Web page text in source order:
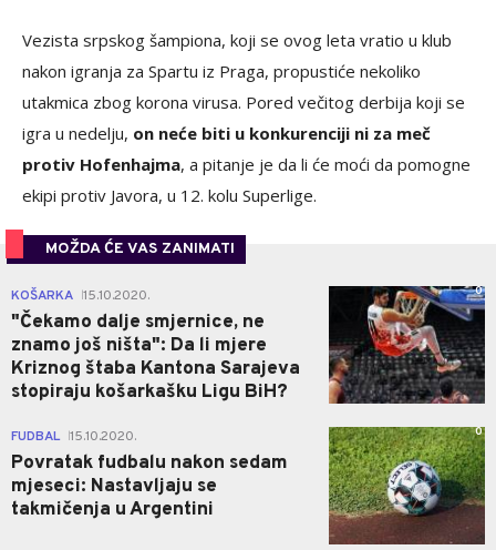
Vezista srpskog šampiona, koji se ovog leta vratio u klub
nakon igranja za Spartu iz Praga, propustiće nekoliko
utakmica zbog korona virusa. Pored večitog derbija koji se
igra u nedelju, on neće biti u konkurenciji ni za meč
protiv Hofenhajma, a pitanje je da li će moći da pomogne
ekipi protiv Javora, u 12. kolu Superlige.
MOŽDA ĆE VAS ZANIMATI
KOŠARKA 15.10.2020.
"Čekamo dalje smjernice, ne
znamo još ništa": Da li mjere
Kriznog štaba Kantona Sarajeva
stopiraju košarkašku Ligu BiH?
0
FUDBAL 15.10.2020.
Povratak fudbalu nakon sedam
mjeseci: Nastavljaju se
takmičenja u Argentini
0